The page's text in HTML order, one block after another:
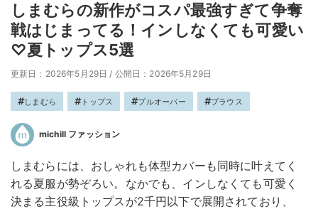
しまむらの新作がコスパ最強すぎて争奪
戦はじまってる！インしなくても可愛い
♡夏トップス5選
更新日：2026年5月29日 / 公開日：2026年5月29日
しまむら トップス プルオーバー ブラウス
michill ファッション
しまむらには、おしゃれも体型カバーも同時に叶えてく
れる夏服が勢ぞろい。なかでも、インしなくても可愛く
決まる主役級トップスが2千円以下で展開されており、